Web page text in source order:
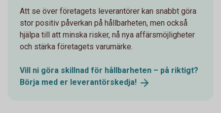
Att se över företagets leverantörer kan snabbt göra
stor positiv påverkan på hållbarheten, men också
hjälpa till att minska risker, nå nya affärsmöjligheter
och stärka företagets varumärke.
Vill ni göra skillnad för hållbarheten – på riktigt?
Börja med er leverantörskedja!